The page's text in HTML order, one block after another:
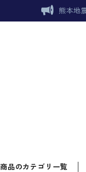
熊本地
商品のカテゴリ一覧